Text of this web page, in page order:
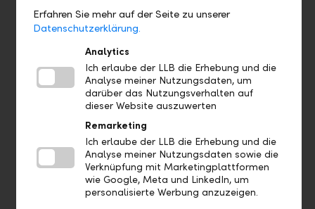
generations and support you in sustainably
structuring and developing assets.
Personal advice:
understanding shape our approach. We take
the time to appreciate your goals and align
our services accordingly.
Specialised services for asset managers:
From efficient processing and portfolio
reporting to digital interfaces – we support
independent asset managers in their daily
Erfahren Sie mehr auf der Seite zu unserer
Datenschutzerklärung.
Analytics
Ich erlaube der LLB die Erhebung und die
Analyse meiner Nutzungsdaten, um
darüber das Nutzungsverhalten auf
dieser Website auszuwerten
Remarketing
Ich erlaube der LLB die Erhebung und die
Analyse meiner Nutzungsdaten sowie die
Verknüpfung mit Marketingplattformen
wie Google, Meta und LinkedIn, um
personalisierte Werbung anzuzeigen.